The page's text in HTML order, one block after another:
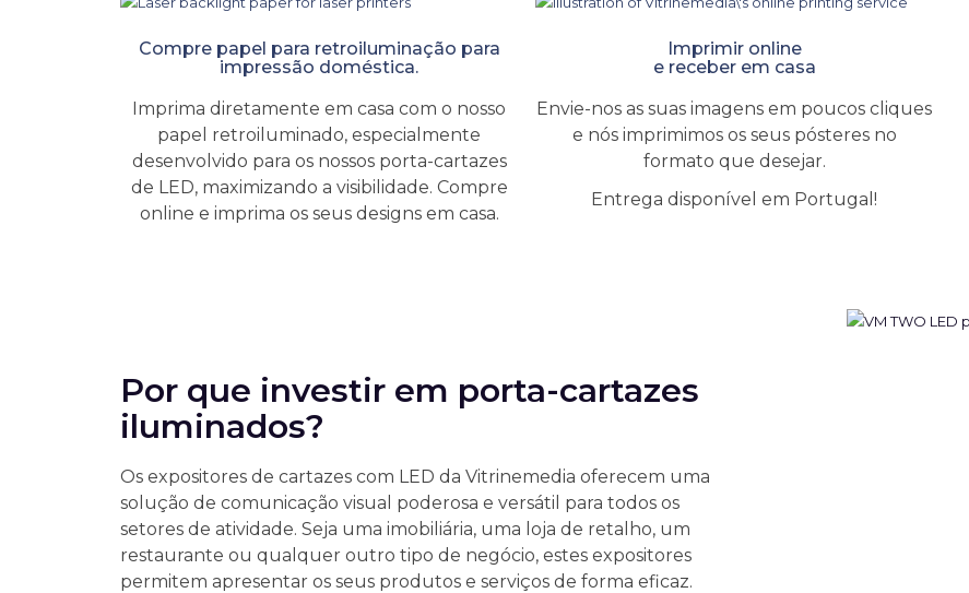
Compre papel para retroiluminação para
impressão doméstica.
Imprima diretamente em casa com o nosso
papel retroiluminado, especialmente
desenvolvido para os nossos porta-cartazes
de LED, maximizando a visibilidade. Compre
online e imprima os seus designs em casa.
Imprimir online
e receber em casa
Envie-nos as suas imagens em poucos cliques
e nós imprimimos os seus pósteres no
formato que desejar.
Entrega disponível em Portugal!
Por que investir em porta-cartazes
iluminados?
Os expositores de cartazes com LED da Vitrinemedia oferecem uma
solução de comunicação visual poderosa e versátil para todos os
setores de atividade. Seja uma imobiliária, uma loja de retalho, um
restaurante ou qualquer outro tipo de negócio, estes expositores
permitem apresentar os seus produtos e serviços de forma eficaz.